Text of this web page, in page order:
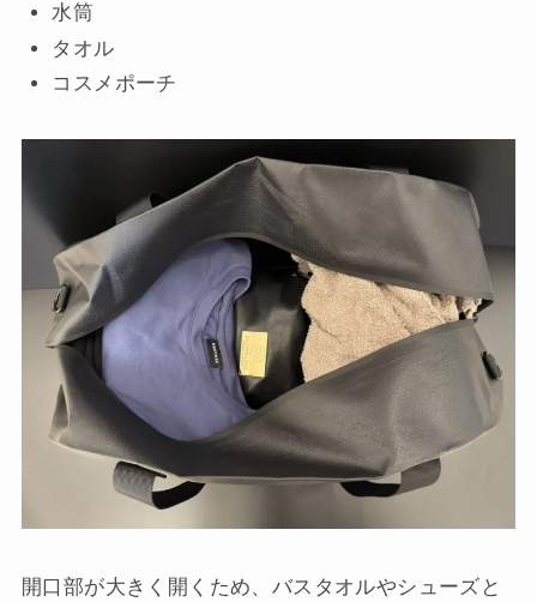
水筒
タオル
コスメポーチ
開口部が大きく開くため、バスタオルやシューズと